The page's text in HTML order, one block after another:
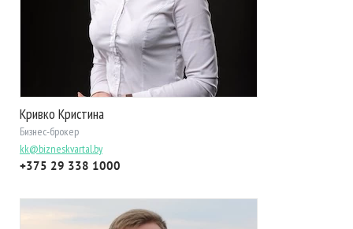
Кривко Кристина
Бизнес-брокер
kk@bizneskvartal.by
+375 29 338 1000